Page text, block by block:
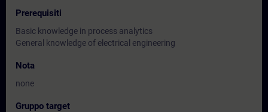
Prerequisiti
Basic knowledge in process analytics
General knowledge of electrical engineering
Nota
none
Gruppo target